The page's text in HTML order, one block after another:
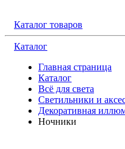
Каталог товаров
Каталог
Главная страница
Каталог
Всё для света
Светильники и
Декоративная
Ночники